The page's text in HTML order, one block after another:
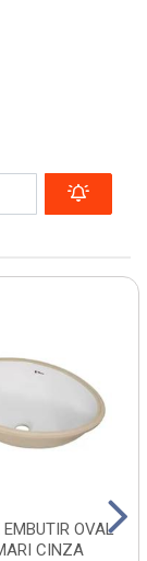
EMBUTIR OVAL
CINZA